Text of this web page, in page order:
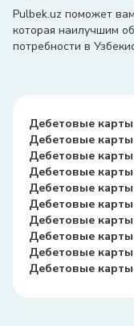
Pulbek.uz поможет
которая наилучшим
потребности в
Дебетовые
Дебетовые
Дебетовые
Дебетовые
Дебетовые
Дебетовые
Дебетовые
Дебетовые карты
Дебетовые
Дебетовые